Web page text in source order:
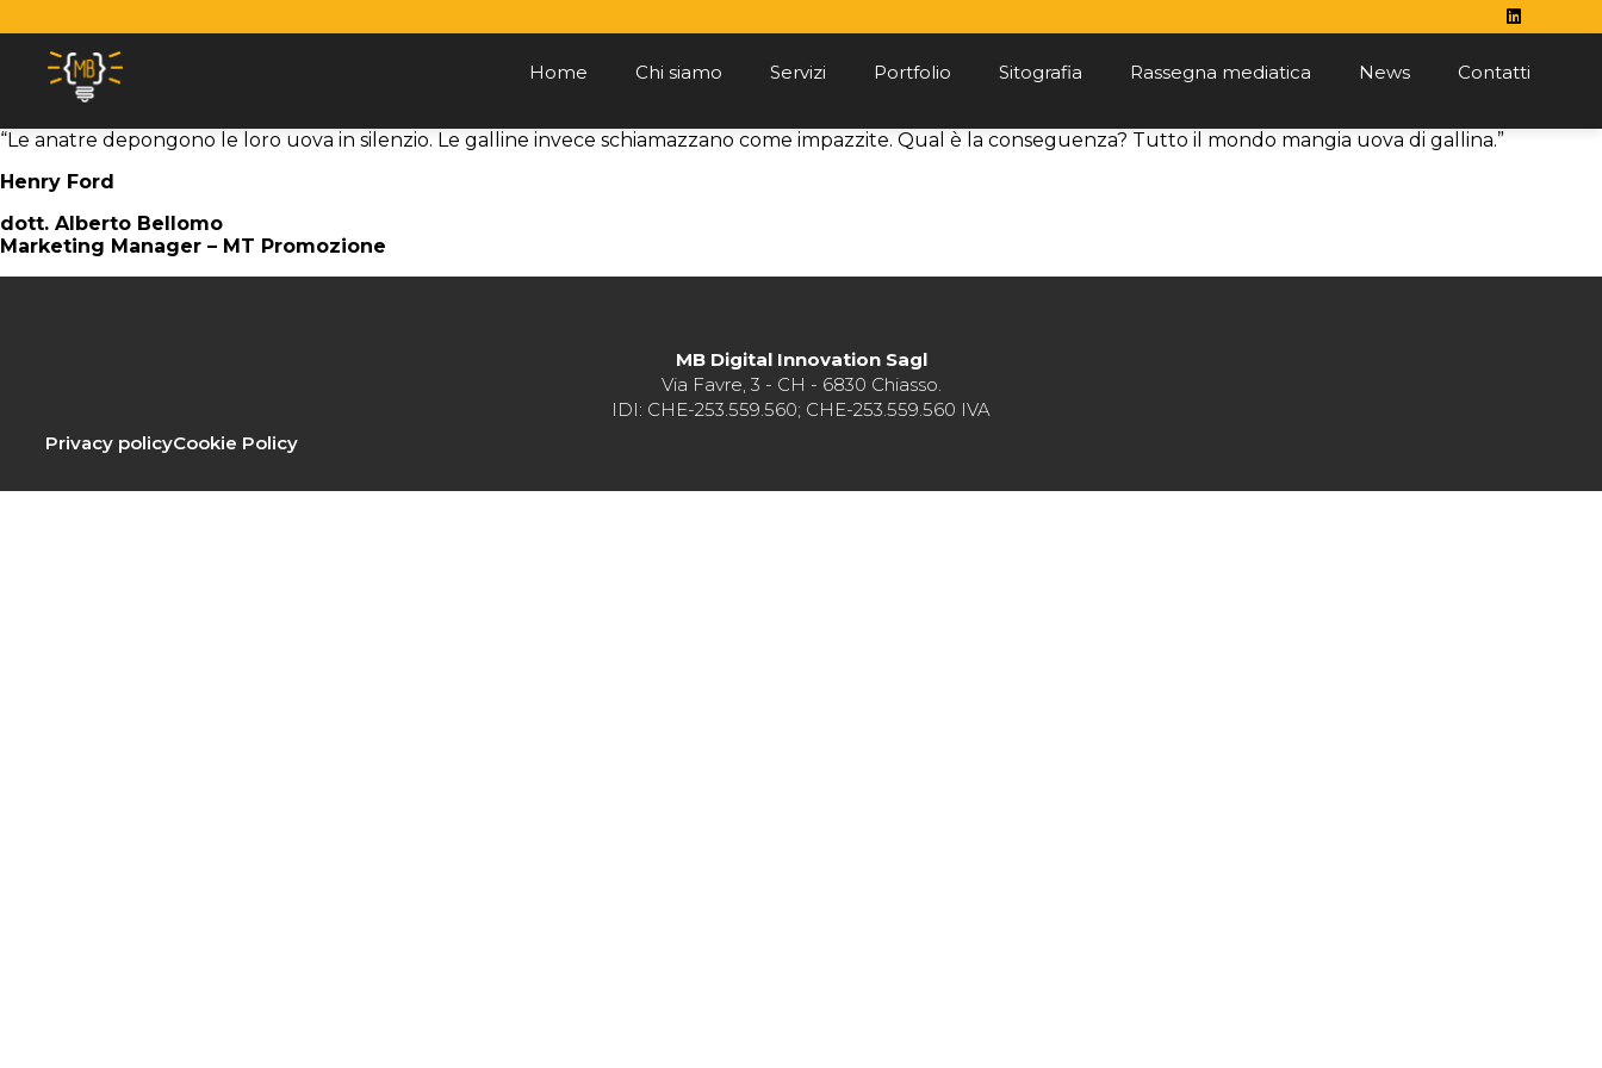
Home Chi siamo Servizi Portfolio Sitografia Rassegna mediatica News Contatti
“Le anatre depongono le loro uova in silenzio. Le galline invece schiamazzano come impazzite. Qual è la conseguenza? Tutto il mondo mangia uova di gallina.”
Henry Ford
dott. Alberto Bellomo
Marketing Manager – MT Promozione
MB Digital Innovation Sagl
Via Favre, 3 - CH - 6830 Chiasso.
IDI: CHE-253.559.560; CHE-253.559.560 IVA
Privacy policyCookie Policy